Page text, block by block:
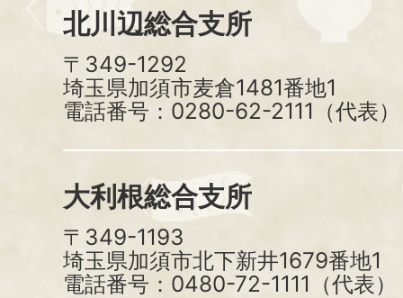
北川辺総合支所
〒349-1292
埼玉県加須市麦倉1481番地1
電話番号：0280-62-2111（代表）
大利根総合支所
〒349-1193
埼玉県加須市北下新井1679番地1
電話番号：0480-72-1111（代表）